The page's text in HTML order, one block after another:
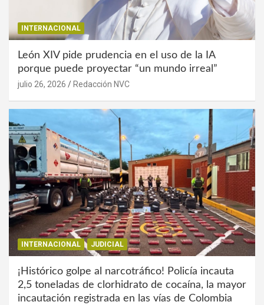
INTERNACIONAL
León XIV pide prudencia en el uso de la IA
porque puede proyectar “un mundo irreal”
julio 26, 2026 Redacción NVC
INTERNACIONAL JUDICIAL
¡Histórico golpe al narcotráfico! Policía incauta
2,5 toneladas de clorhidrato de cocaína, la mayor
incautación registrada en las vías de Colombia